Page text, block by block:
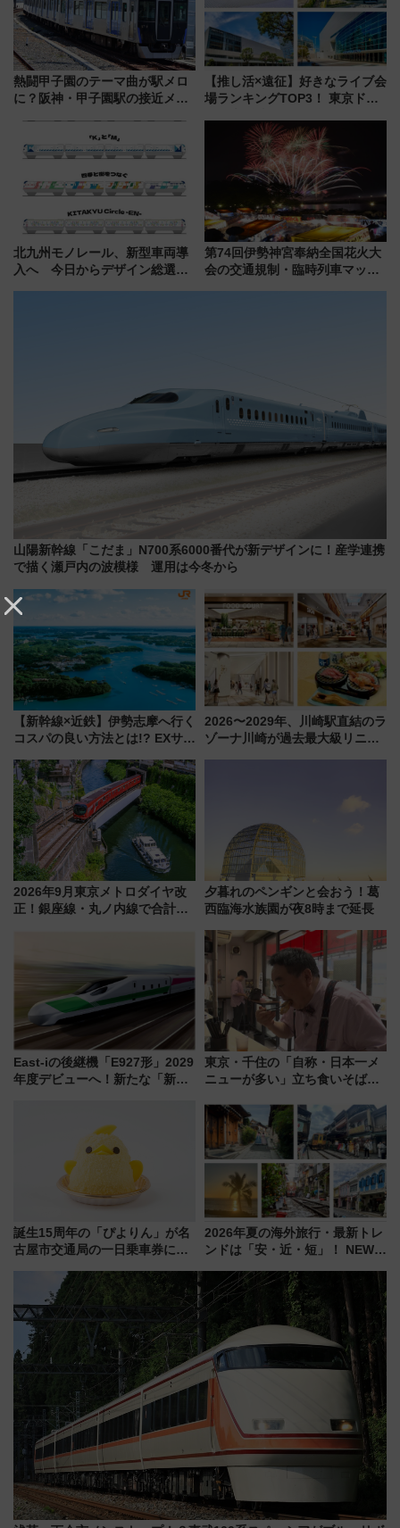
熱闘甲子園のテーマ曲が駅メロ
に？阪神・甲子園駅の接近メロ
谷実アレンジの特別仕様へ、8月
5日始発から
【推し活×遠征】好きなライブ会
場ランキングTOP3！ 東京ドー
由と交通アクセス術、ライブ会
場に何を求める？
北九州モノレール、新型車両導
入へ 今日からデザイン総選挙
第74回伊勢神宮奉納全国花火大
会の交通規制・臨時列車マッ
山陽新幹線「こだま」N700系6000番代が新デザインに！産学連携
で描く瀬戸内の波模様 運用は今冬から
【新幹線×近鉄】伊勢志摩へ行く
コスパの良い方法とは!? EXサー
パス」の購入方法と紙版・デジ
タル版の違いを解説
2026〜2029年、川崎駅直結のラ
ゾーナ川崎が過去最大級リニュ
2026年9月東京メトロダイヤ改
正！銀座線・丸ノ内線で合計
夕暮れのペンギンと会おう！葛
西臨海水族園が夜8時まで延長
East-iの後継機「E927形」2029
年度デビューへ！新たな「新幹
東京・千住の「自称・日本一メ
ニューが多い」立ち食いそば屋
地のふらっと立ち食いそば』
7/27夜10時～放送
誕生15周年の「ぴよりん」が名
古屋市交通局の一日乗車券に！
定1万5000枚】
2026年夏の海外旅行・最新トレ
ンドは「安・近・短」！ NEWT
渡航先TOP5とは？ 円安時代の
旅行術